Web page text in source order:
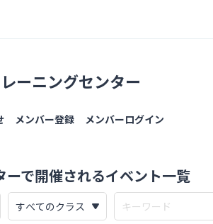
ーニングセンター
メンバー登録 メンバーログイン
で開催されるイベント一覧